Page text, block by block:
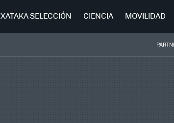
XATAKA SELECCIÓN CIENCIA MOVILIDAD